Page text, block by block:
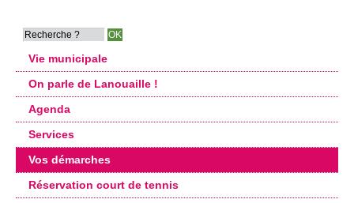
Vie municipale
On parle de Lanouaille !
Agenda
Services
Vos démarches
Réservation court de tennis